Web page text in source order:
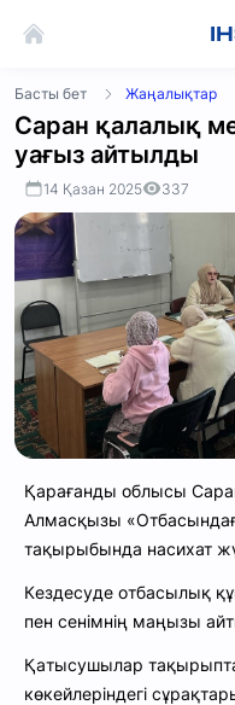
Басты бет Жаңалықтар
Саран қалалық
уағыз айтылды
14 Қазан 2025 337
Қарағанды облысы
Алмасқызы
тақырыбында насихат
Кездесуде отбасылық
пен сенімнің маңызы
Қатысушылар
көкейлеріндегі